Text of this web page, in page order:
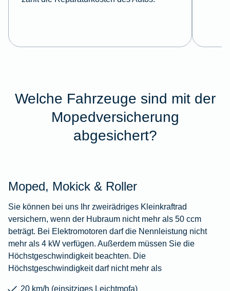
Welche Fahrzeuge sind mit der
Mopedversicherung
abgesichert?
Moped, Mokick & Roller
Sie können bei uns Ihr zweirädriges Kleinkraftrad
versichern, wenn der Hubraum nicht mehr als 50 ccm
beträgt. Bei Elektromotoren darf die Nennleistung nicht
mehr als 4 kW verfügen. Außerdem müssen Sie die
Höchstgeschwindigkeit beachten. Die
Höchstgeschwindigkeit darf nicht mehr als
20 km/h (einsitziges Leichtmofa)